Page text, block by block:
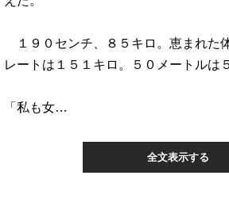
１９０センチ、８５キロ。恵まれた
レートは１５１キロ。５０メートルは
「私も女…
全文表示する